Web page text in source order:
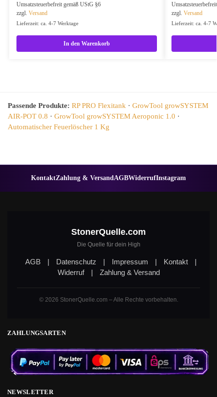
Umsatzsteuerbefreit gemäß UStG §6
zzgl. Versand
Lieferzeit: ca. 4-7 Werktage
In den Warenkorb
zzgl. Versand
Lieferzeit: ca. 4-7
Passende Produkte: RP PRO Flexitank · GrowTool growSYSTEM
AIR-POT 0.8 · GrowTool growSYSTEM Aeroponic 1.0 ·
Automatischer Feuerlöscher 1 Kg
KontaktZahlung & VersandAGBWiderrufInstagram
StonerQuelle.com
Die Quelle für dein High
AGB | Datenschutz | Impressum | Kontakt
|
Widerruf
| Zahlung & Versand
© 2026 StonerQuelle.com – Alle Rechte vorbehalten.
ZAHLUNGSARTEN
NEWSLETTER